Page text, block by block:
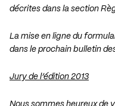
décrites dans la section
La mise en ligne du
dans le prochain bulletin
Jury de l’édition 2013
Nous sommes heureux de